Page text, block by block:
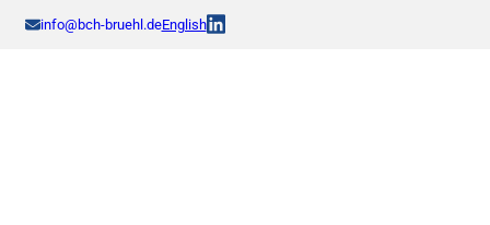
info@bch-bruehl.deEnglish